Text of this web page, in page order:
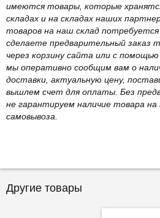
имеются товары, которые
складах и на складах наших
товаров на наш склад
сделаете предварительный заказ
через корзину сайта или с
мы оперативно сообщим вам о
доставки, актуальную цену,
вышлем счет для оплаты. Без
не гарантируем наличие товара на
самовывоза.
Другие товары